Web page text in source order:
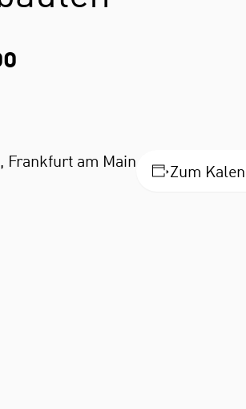
Frankfurt am Main
Zum